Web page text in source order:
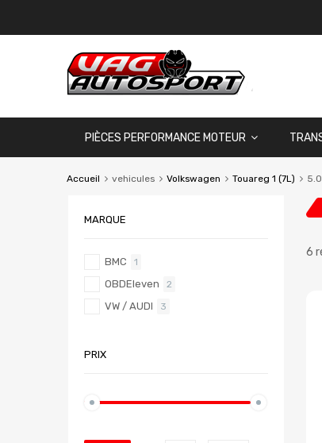
PIÈCES PERFORMANCE MOTEUR
Accueil vehicules Volkswagen Touareg 1 (7L)
6
MARQUE
BMC 1
OBDEleven 2
VW / AUDI 3
PRIX